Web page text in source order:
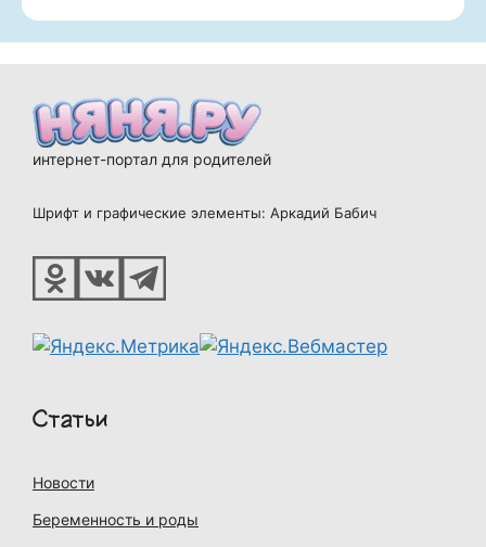
интернет-портал для родителей
Шрифт и графические элементы: Аркадий Бабич
Статьи
Новости
Беременность и роды